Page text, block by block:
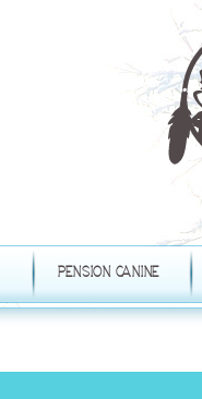
PENSION CANINE